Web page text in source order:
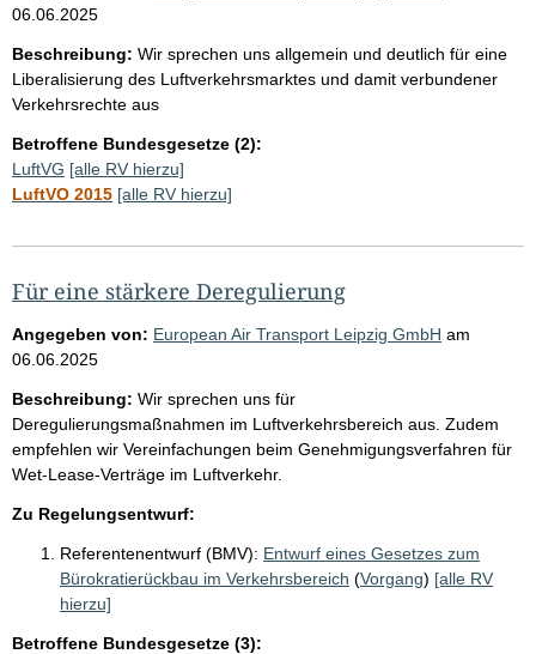
06.06.2025
Beschreibung: Wir sprechen uns allgemein und deutlich für eine
Liberalisierung des Luftverkehrsmarktes und damit verbundener
Verkehrsrechte aus
Betroffene Bundesgesetze (2):
LuftVG [alle RV hierzu]
LuftVO 2015 [alle RV hierzu]
Für eine stärkere Deregulierung
Angegeben von: European Air Transport Leipzig GmbH am
06.06.2025
Beschreibung: Wir sprechen uns für
Deregulierungsmaßnahmen im Luftverkehrsbereich aus. Zudem
empfehlen wir Vereinfachungen beim Genehmigungsverfahren für
Wet-Lease-Verträge im Luftverkehr.
Zu Regelungsentwurf:
Referentenentwurf (BMV): Entwurf eines Gesetzes zum
Bürokratierückbau im Verkehrsbereich (Vorgang) [alle RV
hierzu]
Betroffene Bundesgesetze (3):